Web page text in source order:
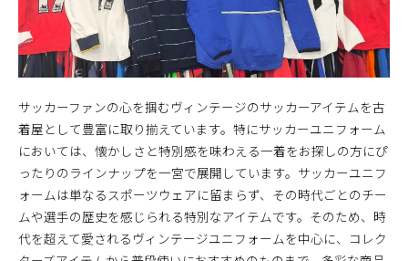
サッカーファンの心を掴むヴィンテージのサッカーアイテムを古
着屋として豊富に取り揃えています。特にサッカーユニフォーム
においては、懐かしさと特別感を味わえる一着をお探しの方にぴ
ったりのラインナップを一宮で展開しています。サッカーユニフ
ォームは単なるスポーツウェアに留まらず、その時代ごとのチー
ムや選手の歴史を感じられる特別なアイテムです。そのため、時
代を超えて愛されるヴィンテージユニフォームを中心に、コレク